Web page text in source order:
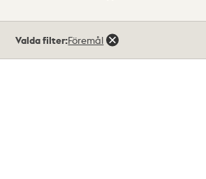
träffar
Valda filter:Föremål